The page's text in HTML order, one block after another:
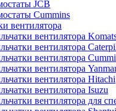
JCB
Cummins
вентилятора
вентилятора
вентилятора
вентилятора
вентилятора
вентилятора Hitachi
вентилятора Isuzu
вентилятора для